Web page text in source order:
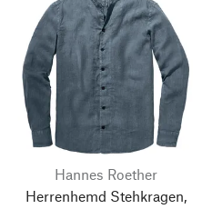
Hannes Roether
Herrenhemd Stehkragen,